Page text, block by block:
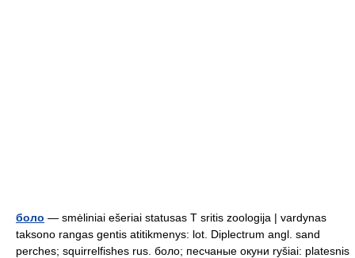
боло — smėliniai ešeriai statusas T sritis zoologija | vardynas
taksono rangas gentis atitikmenys: lot. Diplectrum angl. sand
perches; squirrelfishes rus. боло; песчаные окуни ryšiai: platesnis